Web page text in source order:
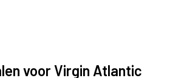
voor Virgin Atlantic